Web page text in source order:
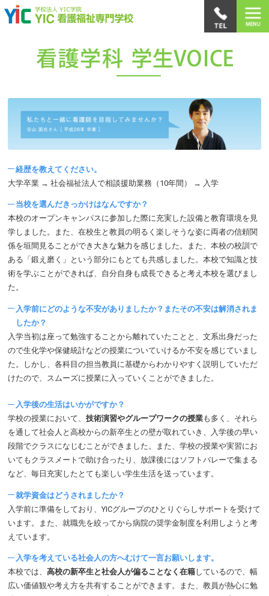
経歴を教えてください。
大学卒業 → 社会福祉法人で相談援助業務（10年間） → 入学
当校を選んだきっかけはなんですか？
本校のオープンキャンパスに参加した際に充実した設備と教育環境を見
学しました。また、在校生と教員の明るく楽しそうな姿に両者の信頼関
係を垣間見ることができ大きな魅力を感じました。また、本校の校訓で
ある「鍛え磨く」という部分にもとても共感しました。本校で知識と技
術を学ぶことができれば、自分自身も成長できると考え本校を選びまし
た。
入学前にどのような不安がありましたか？またその不安は解消されま
したか？
入学当初は座って勉強することから離れていたことと、文系出身だった
ので生化学や保健統計などの授業についていけるか不安を感じていまし
た。しかし、各科目の担当教員に基礎からわかりやすく説明していただ
けたので、スムーズに授業に入っていくことができました。
入学後の生活はいかがですか？
学校の授業において、技術演習やグループワークの授業も多く、それら
を通して社会人と高校からの新卒生との壁が取れていき、入学後の早い
段階でクラスになじむことができました。また、学校の授業や実習にお
いてもクラスメートで助け合ったり、放課後にはソフトバレーで集まる
など、毎日充実したとても楽しい学生生活を送っています。
就学資金はどうされましたか？
入学前に準備をしており、YICグループのひとりぐらしサポートを受けて
います。また、就職先を絞ってから病院の奨学金制度を利用しようと考
えています。
入学を考えている社会人の方へむけて一言お願いします。
本校では、高校の新卒生と社会人が偏ることなく在籍しているので、幅
広い価値観や考え方を共有することができます。また、教員が熱心に勉